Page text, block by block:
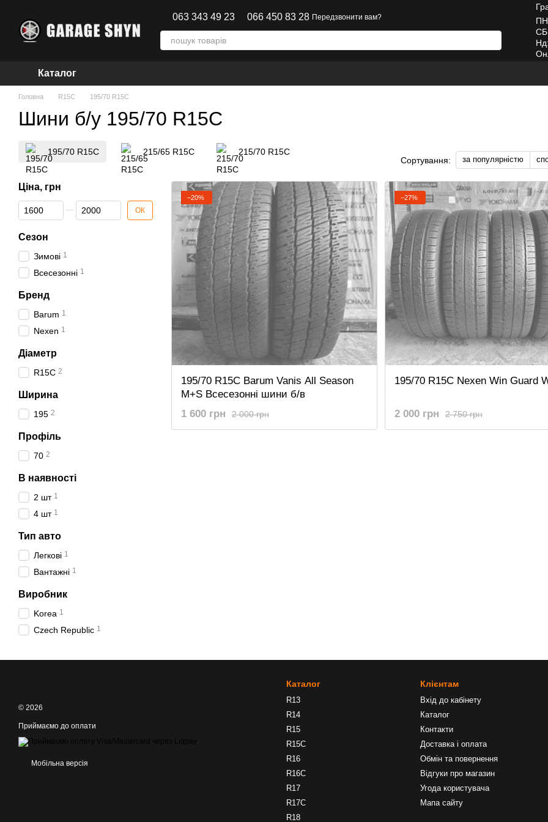
063 343 49 23 066 450 83 28 Передзвонити вам?
Каталог
Головна R15C 195/70 R15C
Шини б/у 195/70 R15C
195/70 R15C 215/65 R15C
215/70 R15C
Сортування:
за популярністю
−20%
195/70 R15C Barum Vanis All Season
M+S Всесезонні шини б/в
2 000 грн
1 600 грн
−27%
195/70 R15C Nexen Win Guard
2 750 грн
2 000 грн
Ціна, грн
Від Ціна, грн
До Ціна, грн ОК
Сезон
Зимові 1
Всесезонні 1
Бренд
Barum 1
Nexen 1
Діаметр
R15C 2
Ширина
195 2
Профіль
70 2
В наявності
2 шт 1
4 шт 1
Тип авто
Легкові 1
Вантажні 1
Виробник
Korea 1
Czech Republic 1
© 2026
Приймаємо до оплати
Мобільна версія
Каталог
R13
R14
R15
R15C
R16
R16C
R17
R17C
R18
Клієнтам
Вхід до кабінету
Каталог
Контакти
Доставка і оплата
Обмін та повернення
Відгуки про магазин
Угода користувача
Мапа сайту